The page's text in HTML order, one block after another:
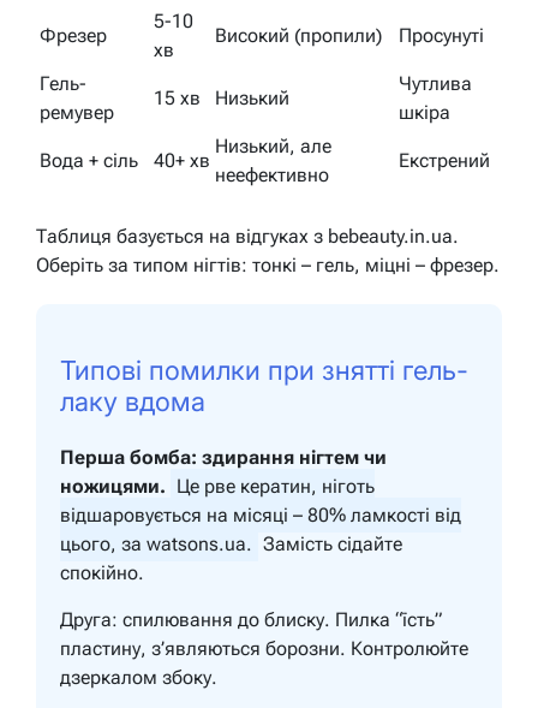
Фрезер
5-10
хв
Високий (пропили) Просунуті
Гель-
ремувер
15 хв Низький
Чутлива
шкіра
Вода + сіль 40+ хв
Низький, але
неефективно
Екстрений
Таблиця базується на відгуках з bebeauty.in.ua.
Оберіть за типом нігтів: тонкі – гель, міцні – фрезер.
Типові помилки при знятті гель-
лаку вдома
Перша бомба: здирання нігтем чи
ножицями. Це рве кератин, ніготь
відшаровується на місяці – 80% ламкості від
цього, за watsons.ua. Замість сідайте
спокійно.
Друга: спилювання до блиску. Пилка “їсть”
пластину, з’являються борозни. Контролюйте
дзеркалом збоку.